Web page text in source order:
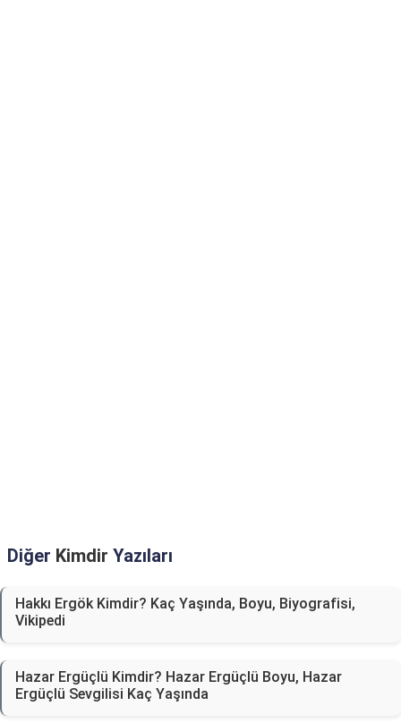
Diğer Kimdir Yazıları
Hakkı Ergök Kimdir? Kaç Yaşında, Boyu, Biyografisi,
Vikipedi
Hazar Ergüçlü Kimdir? Hazar Ergüçlü Boyu, Hazar
Ergüçlü Sevgilisi Kaç Yaşında